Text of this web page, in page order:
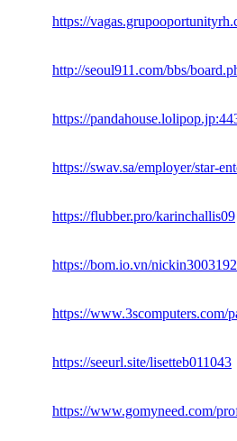
https://
http://seoul911.com/bbs/
https://
https://swav.sa/employer/star-
https://flubber.pro/karinchallis09
https://bom.io.vn/
https://www.3scomputers.com/
https://seeurl.site/lisetteb011043
https://www.gomyneed.com/